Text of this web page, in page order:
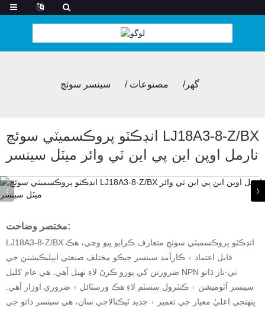
گھر مصنوعات سينسر سوئچ
انڊڪٽو پروڪسميٽي سوئچ LJ18A3-8-Z/BX
نارمل اوپن اين پي اين ٽي وائر ميٽل سينسر
مختصر وضاحت:
LJ18A3-8-Z/BX انڊڪٽو پروڪسميٽي سوئچ متعارف ڪرايو پيو وڃي، هڪ
قابل اعتماد ۽ ڪارآمد سينسر جيڪو مختلف صنعتي ايپليڪيشنن جي
ضرورتن کي پورو ڪرڻ لاءِ ٺهيل آهي. هي عام کليل NPN ٽي-تار ڌاتو
سينسر آٽوميشن ۽ ڪنٽرول سسٽم لاءِ هڪ ورسٽائل ۽ ضروري اوزار آهي.
پنهنجي اعليٰ معيار جي تعمير ۽ جديد ٽيڪنالاجي سان، هي سينسر ڌاتو جي